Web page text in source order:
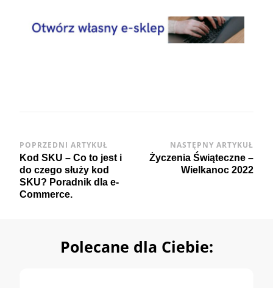
Post
Navigation
POPRZEDNI ARTYKUŁ
Kod SKU – Co to jest i
do czego służy kod
SKU? Poradnik dla e-
Commerce.
NASTĘPNY ARTYKUŁ
Życzenia Świąteczne –
Wielkanoc 2022
Polecane dla Ciebie: